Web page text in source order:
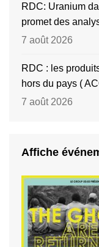
RDC: Uranium
promet des
7 août 2026
RDC : les
hors du pays (
7 août 2026
Affiche